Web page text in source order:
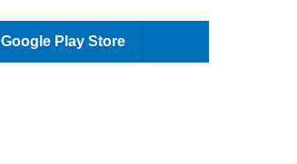
Google Play Store